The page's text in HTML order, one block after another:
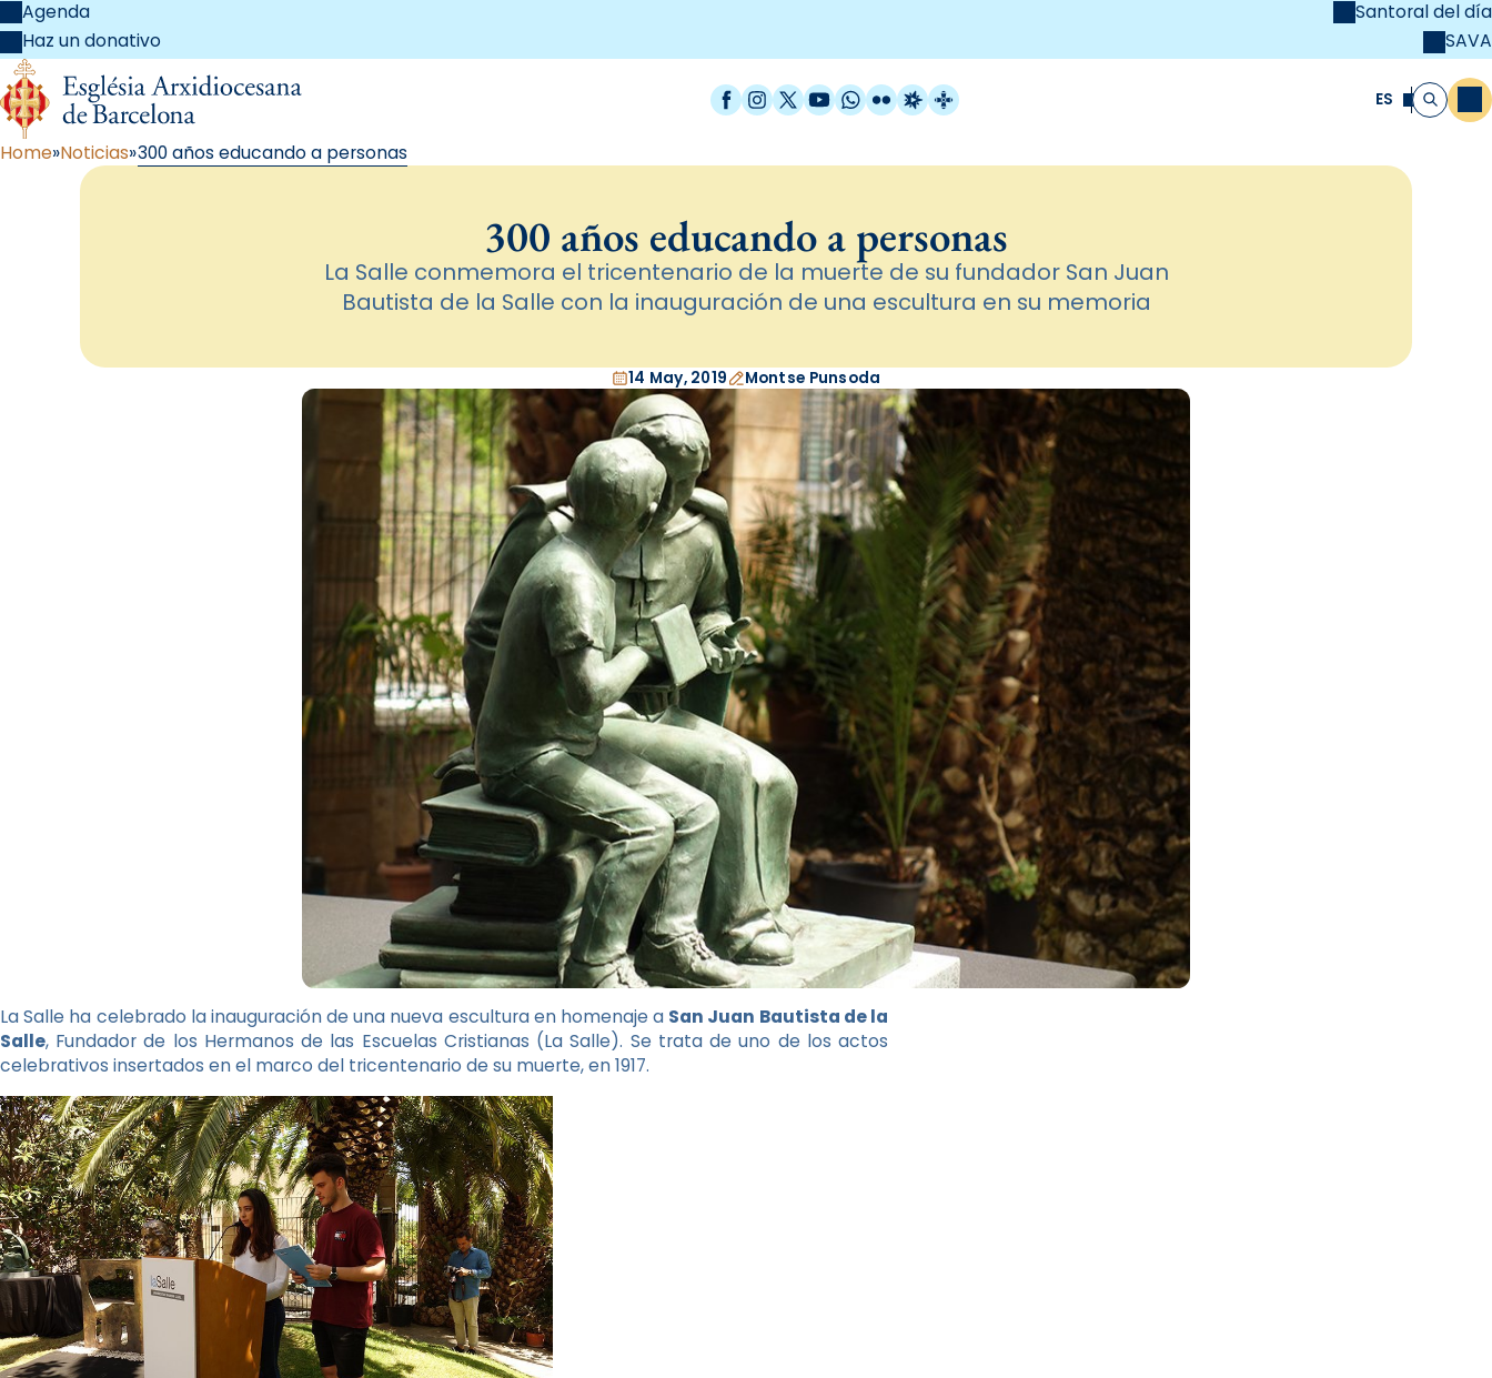
Agenda
Haz un donativo
Santoral del día
SAVA
Facebook
Instagram
X / Twitter
YouTube
WhatsApp
FlickrRadio Estel
Catalunya Cristiana ES Buscar
Home Noticias 300 años educando a personas
300 años educando a personas
La Salle conmemora el tricentenario de la muerte de su fundador San Juan
Bautista de la Salle con la inauguración de una escultura en su memoria
14 May, 2019 Montse Punsoda
La Salle ha celebrado la inauguración de una nueva escultura en homenaje a San Juan Bautista de la
Salle, Fundador de los Hermanos de las Escuelas Cristianas (La Salle). Se trata de uno de los actos
celebrativos insertados en el marco del tricentenario de su muerte, en 1917.